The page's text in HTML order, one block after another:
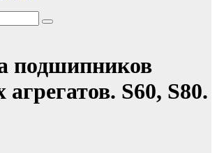
подшипников
S60, S80.